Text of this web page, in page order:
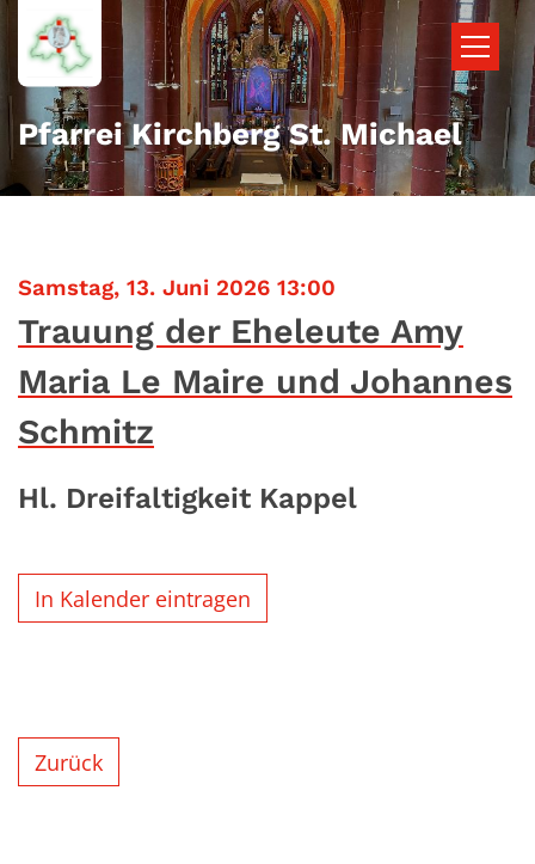
Zum Inhalt springen
Pfarrei Kirchberg St. Michael
Samstag, 13. Juni 2026 13:00
Trauung der Eheleute Amy
Maria Le Maire und Johannes
Schmitz
Hl. Dreifaltigkeit Kappel
In Kalender eintragen
Zurück